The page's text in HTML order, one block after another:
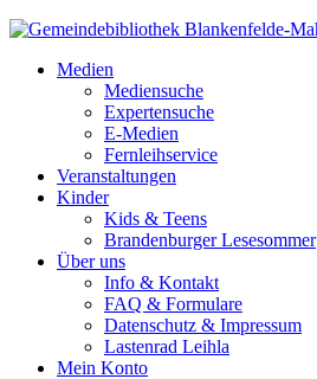
Medien
Mediensuche
Expertensuche
E-Medien
Fernleihservice
Veranstaltungen
Kinder
Kids & Teens
Brandenburger Lesesommer
Über uns
Info & Kontakt
FAQ & Formulare
Datenschutz & Impressum
Lastenrad Leihla
Mein Konto